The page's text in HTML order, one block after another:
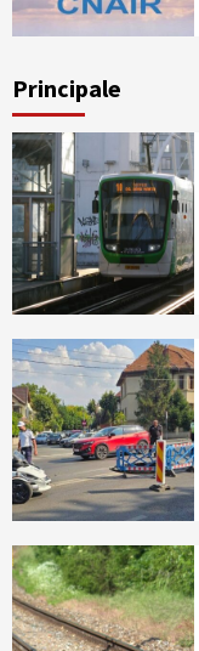
Principale